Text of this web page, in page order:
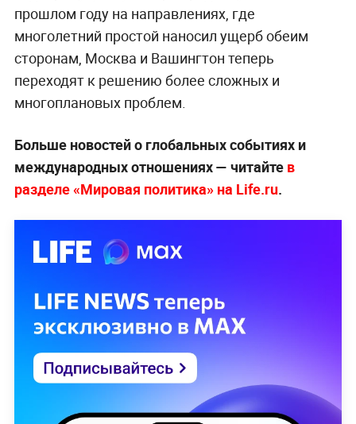
прошлом году на направлениях, где
многолетний простой наносил ущерб обеим
сторонам, Москва и Вашингтон теперь
переходят к решению более сложных и
многоплановых проблем.
Больше новостей о глобальных событиях и
международных отношениях — читайте в
разделе «Мировая политика» на Life.ru.